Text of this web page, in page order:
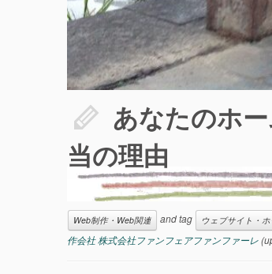
あなたのホ
当の理由
Web制作・Web関連 and tag ウェブサイト・
作会社 株式会社ファンフェアファンファーレ